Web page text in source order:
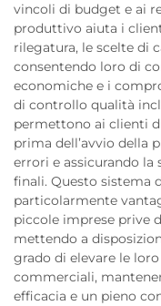
vincoli di budget e ai
produttivo aiuta i
rilegatura, le scelte di
consentendo loro di
economiche e i
di controllo qualità
permettono ai clienti
prima dell’avvio della
errori e assicurando
finali. Questo sistema
particolarmente
piccole imprese prive
mettendo a
grado di elevare le
commerciali,
efficacia e un pieno